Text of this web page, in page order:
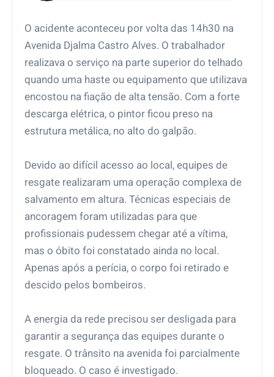
O acidente aconteceu por volta das 14h30 na
Avenida Djalma Castro Alves. O trabalhador
realizava o serviço na parte superior do telhado
quando uma haste ou equipamento que utilizava
encostou na fiação de alta tensão. Com a forte
descarga elétrica, o pintor ficou preso na
estrutura metálica, no alto do galpão.
Devido ao difícil acesso ao local, equipes de
resgate realizaram uma operação complexa de
salvamento em altura. Técnicas especiais de
ancoragem foram utilizadas para que
profissionais pudessem chegar até a vítima,
mas o óbito foi constatado ainda no local.
Apenas após a perícia, o corpo foi retirado e
descido pelos bombeiros.
A energia da rede precisou ser desligada para
garantir a segurança das equipes durante o
resgate. O trânsito na avenida foi parcialmente
bloqueado. O caso é investigado.